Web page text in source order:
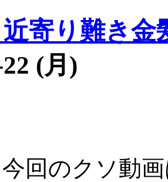
近寄り難き
(月)
回のクソ動